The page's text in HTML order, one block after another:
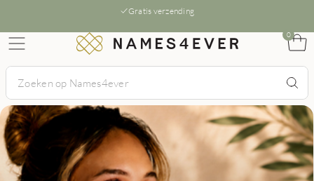
Gratis verzending
0